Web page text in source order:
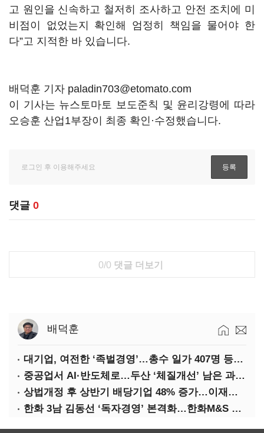
고 원인을 신속하고 철저히 조사하고 안전 조치에 미
비점이 없었는지 확인해 엄정히 책임을 물어야 한
다”고 지적한 바 있습니다.
배덕훈 기자 paladin703@etomato.com
이 기사는 뉴스토마토 보도준칙 및 윤리강령에 따라
오승훈 산업1부장이 최종 확인·수정했습니다.
댓글 0
0/0 댓글 더보기
배덕훈
대기업, 여전한 ‘족벌경영’…총수 일가 407명 등기임원
중공업서 AI·반도체로…두산 ‘체질개선’ 남은 과제는
상법개정 후 상반기 배당기업 48% 증가…이재용 배당액 728억 1위
한화 3남 김동선 ‘독자경영’ 본격화…한화M&S 공식 출범